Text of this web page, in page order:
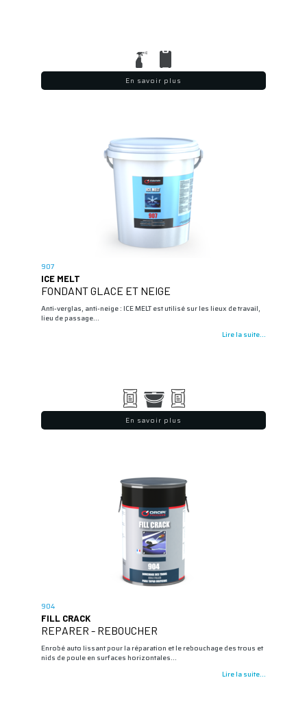
En savoir plus
907
ICE MELT
FONDANT GLACE ET NEIGE
Anti-verglas, anti-neige : ICE MELT est utilisé sur les lieux de travail,
lieu de passage…
Lire la suite...
En savoir plus
904
FILL CRACK
REPARER - REBOUCHER
Enrobé auto lissant pour la réparation et le rebouchage des trous et
nids de poule en surfaces horizontales…
Lire la suite...